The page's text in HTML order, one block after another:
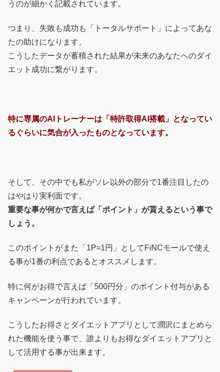
うのが細かく記載されています。
つまり、失敗も成功も「トータルサポート」によってあな
たの助けになります。
こうしたデータが蓄積された結果が未来のあなたへのダイ
エット成功に繋がります。
特に専属のAIトレーナーは「特許取得AI搭載」となってい
るぐらいに気合が入ったものとなっています。
そして、その中でも私がソレ以外の部分で1番注目したの
はやはり実利面です。
重要な事が何かで言えば「ポイント」が貰えるという事で
しょう。
このポイントがまた「1P=1円」としてFiNCモールで使え
る事が1番の利点であるとオススメします。
特に何がお得で言えば「500円分」のポイント付与がある
キャンペーンが行われています。
こうしたお得さとダイエットアプリとして潤沢にまとめら
れた機能を使う事で、誰よりもお得なダイエットアプリと
して活用する事が出来ます。